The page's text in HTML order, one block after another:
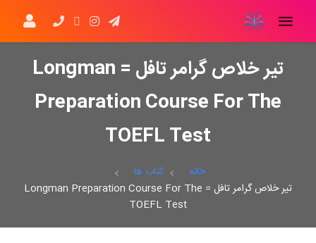
تیر خلاص گرامر تافل = Longman
Preparation Course For The
TOEFL Test
خانه
کتاب ها
تیر خلاص گرامر تافل = Longman Preparation Course For The
TOEFL Test